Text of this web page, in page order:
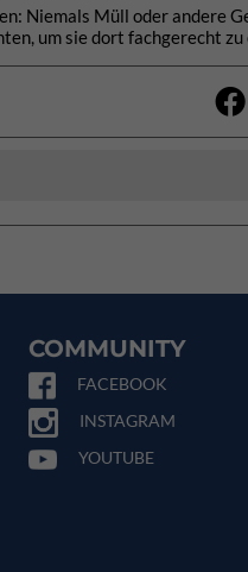
Niemals Müll oder andere
um sie dort fachgerecht
COMMUNITY
FACEBOOK
INSTAGRAM
YOUTUBE